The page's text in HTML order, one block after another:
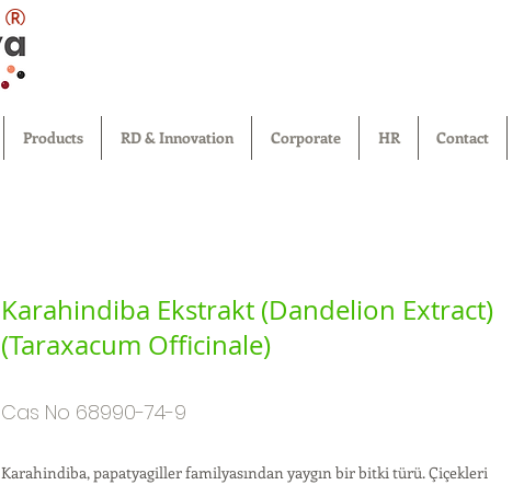
®
Products RD & Innovation Corporate HR Contact
Karahindiba Ekstrakt (Dandelion Extract)
(Taraxacum Officinale)
Cas No 68990-74-9
Karahindiba, papatyagiller familyasından yaygın bir bitki türü. Çiçekleri